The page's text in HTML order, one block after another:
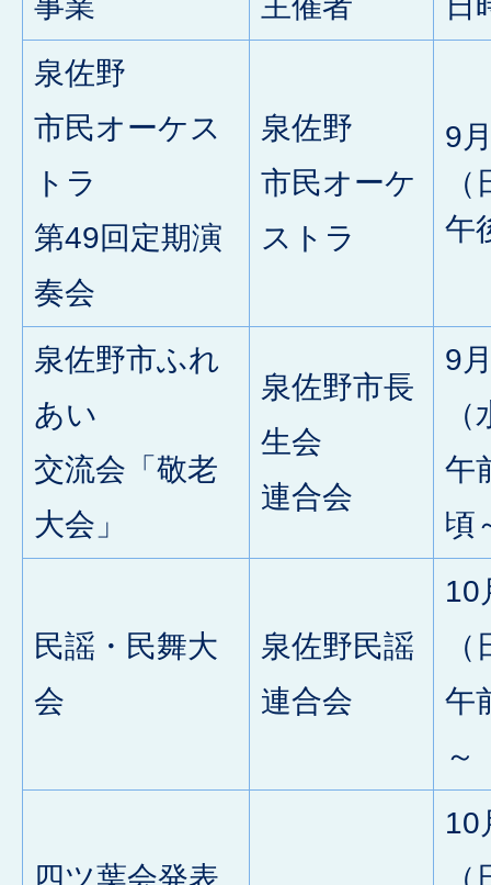
泉佐野
市民オーケス
トラ
第49回定期演
奏会
泉佐野
市民オーケ
ストラ
9
午
泉佐野市ふれ
あい
交流会「敬老
大会」
泉佐野市長
生会
連合会
9
午
頃
民謡・民舞大
会
泉佐野民謡
連合会
10
午
～
四ツ葉会発表
10